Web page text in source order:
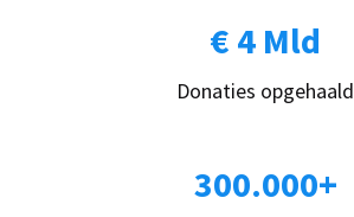
€ 4 Mld
Donaties opgehaald
300.000+